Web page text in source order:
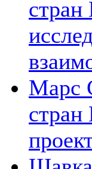
Марс